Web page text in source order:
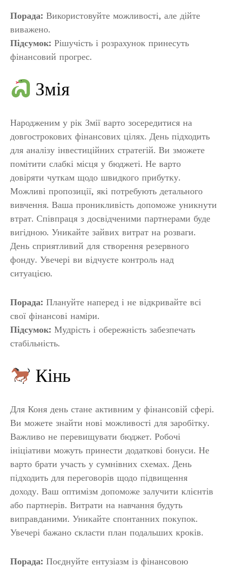
Порада: Використовуйте можливості, але дійте
виважено.
Підсумок: Рішучість і розрахунок принесуть
фінансовий прогрес.
Змія
Народженим у рік Змії варто зосередитися на
довгострокових фінансових цілях. День підходить
для аналізу інвестиційних стратегій. Ви зможете
помітити слабкі місця у бюджеті. Не варто
довіряти чуткам щодо швидкого прибутку.
Можливі пропозиції, які потребують детального
вивчення. Ваша проникливість допоможе уникнути
втрат. Співпраця з досвідченими партнерами буде
вигідною. Уникайте зайвих витрат на розваги.
День сприятливий для створення резервного
фонду. Увечері ви відчуєте контроль над
ситуацією.
Порада: Плануйте наперед і не відкривайте всі
свої фінансові наміри.
Підсумок: Мудрість і обережність забезпечать
стабільність.
Кінь
Для Коня день стане активним у фінансовій сфері.
Ви можете знайти нові можливості для заробітку.
Важливо не перевищувати бюджет. Робочі
ініціативи можуть принести додаткові бонуси. Не
варто брати участь у сумнівних схемах. День
підходить для переговорів щодо підвищення
доходу. Ваш оптимізм допоможе залучити клієнтів
або партнерів. Витрати на навчання будуть
виправданими. Уникайте спонтанних покупок.
Увечері бажано скласти план подальших кроків.
Порада: Поєднуйте ентузіазм із фінансовою